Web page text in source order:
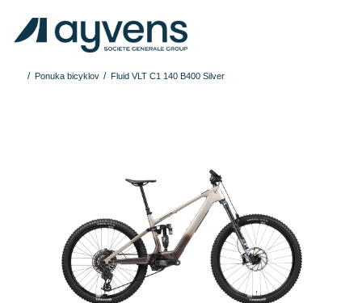
Ponuka bicyklov Fluid VLT C1 140 B400 Silver